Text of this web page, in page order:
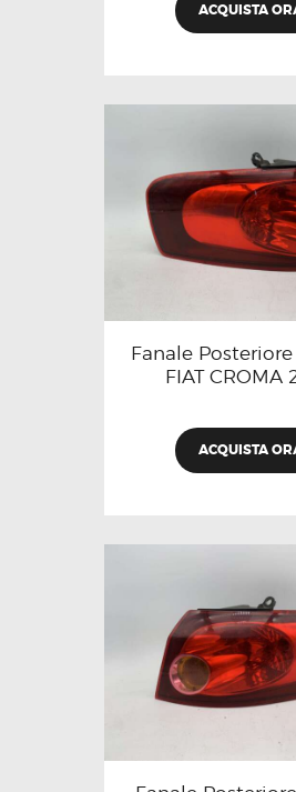
ACQUISTA
Fanale
FIAT CROMA
ACQUISTA